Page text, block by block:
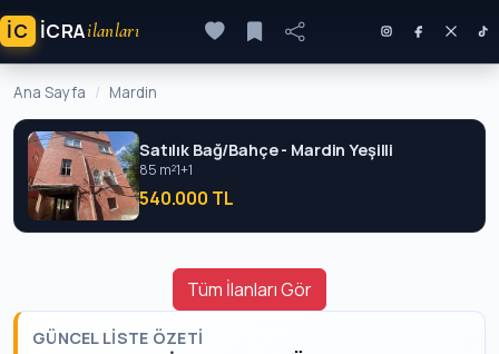
İC ICRAilanları
Ana Sayfa Mardin
Satılık Bağ/Bahçe - Mardin Yeşilli
85 m²1+1
540.000 TL
Tüm İlanları Gör
GÜNCEL LISTE ÖZETI